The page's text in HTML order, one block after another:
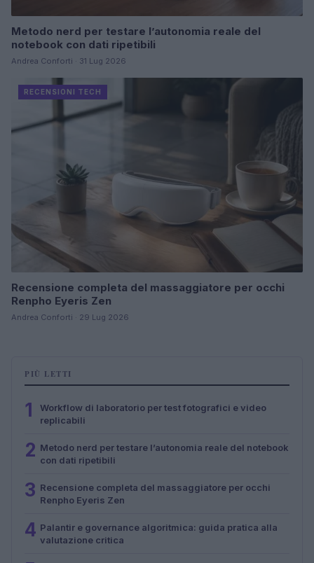
Metodo nerd per testare l’autonomia reale del
notebook con dati ripetibili
Andrea Conforti · 31 Lug 2026
RECENSIONI TECH
Recensione completa del massaggiatore per occhi
Renpho Eyeris Zen
Andrea Conforti · 29 Lug 2026
PIÙ LETTI
1
Workflow di laboratorio per test fotografici e video
replicabili
2 Metodo nerd per testare l’autonomia reale del notebook
con dati ripetibili
3 Recensione completa del massaggiatore per occhi
Renpho Eyeris Zen
4 Palantir e governance algoritmica: guida pratica alla
valutazione critica